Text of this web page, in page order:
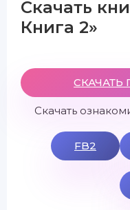
Скачать
Книга 2»
Скачать
FB2